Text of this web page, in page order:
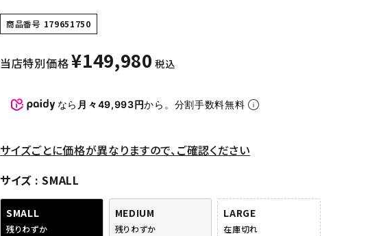
商品番号 179651750
当店特別価格¥149,980 税込
なら 月々49,993円から。分割手数料無料
サイズごとに価格が異なりますので、ご確認ください
サイズ
SMALL
SMALL
残りわずか
MEDIUM
残りわずか
LARGE
在庫切れ